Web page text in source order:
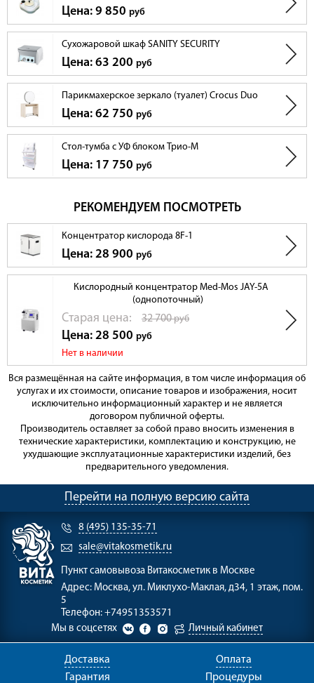
Цена: 9 850 руб
Сухожаровой шкаф SANITY SECURITY
Цена: 63 200 руб
Парикмахерское зеркало (туалет) Crocus Duo
Цена: 62 750 руб
Стол-тумба с УФ блоком Трио-М
Цена: 17 750 руб
РЕКОМЕНДУЕМ ПОСМОТРЕТЬ
Концентратор кислорода 8F-1
Цена: 28 900 руб
Кислородный концентратор Med-Mos JAY-5A
(однопоточный)
Cтарая цена: 32 700руб
Цена: 28 500 руб
Нет в наличии
Вся размещённая на сайте информация, в том числе информация об
услугах и их стоимости, описание товаров и изображения, носит
исключительно информационный характер и не является
договором публичной оферты.
Производитель оставляет за собой право вносить изменения в
технические характеристики, комплектацию и конструкцию, не
ухудшающие эксплуатационные характеристики изделий, без
предварительного уведомления.
Перейти на полную версию сайта
8 (495) 135-35-71
sale@vitakosmetik.ru
Пункт самовывоза Витакосметик в Москве
Адрес: Москва, ул. Миклухо-Маклая, д34, 1 этаж, пом.
5
Телефон: +74951353571
Мы в соцсетях
Личный кабинет
Доставка
Оплата
Гарантия
Процедуры